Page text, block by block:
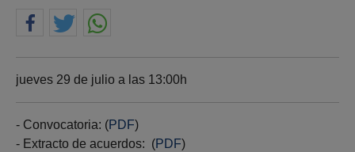
jueves 29 de julio a las 13:00h
- Convocatoria: (PDF)
- Extracto de acuerdos: (PDF)